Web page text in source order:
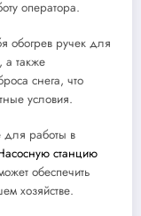
оператора.
обогрев ручек для
а также
снега, что
условия.
для работы в
станцию
обеспечить
хозяйстве.